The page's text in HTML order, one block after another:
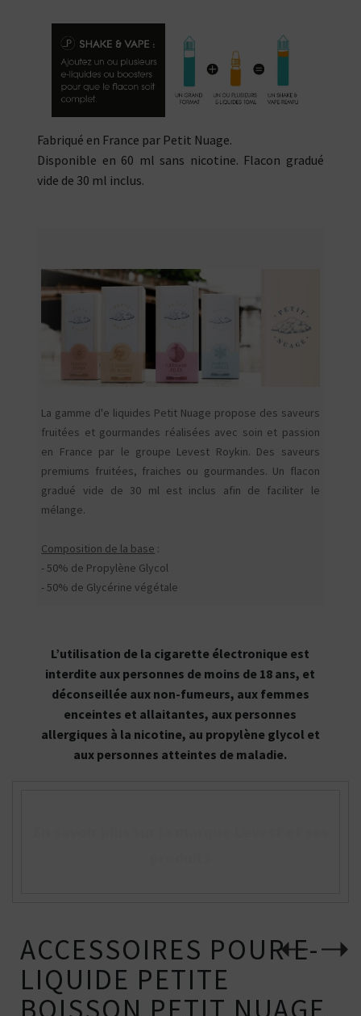
Fabriqué en France par Petit Nuage.
Disponible en 60 ml sans nicotine. Flacon gradué
vide de 30 ml inclus.
La gamme d'e liquides Petit Nuage propose des saveurs
fruitées et gourmandes réalisées avec soin et passion
en France par le groupe Levest Roykin. Des saveurs
premiums fruitées, fraiches ou gourmandes. Un flacon
gradué vide de 30 ml est inclus afin de faciliter le
mélange.
Composition de la base :
- 50% de Propylène Glycol
- 50% de Glycérine végétale
L’utilisation de la cigarette électronique est
interdite aux personnes de moins de 18 ans, et
déconseillée aux non-fumeurs, aux femmes
enceintes et allaitantes, aux personnes
allergiques à la nicotine, au propylène glycol et
aux personnes atteintes de maladie.
ACCESSOIRES POUR E-
LIQUIDE PETITE